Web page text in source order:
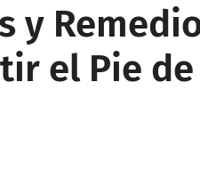
y
el Pie de